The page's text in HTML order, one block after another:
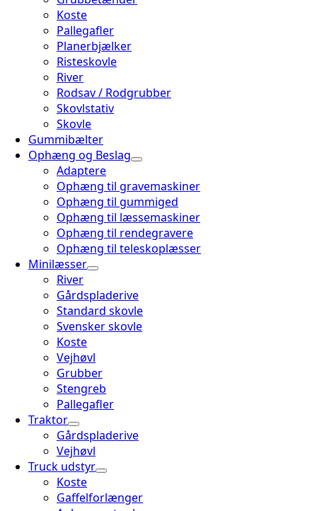
Koste
Pallegafler
Planerbjælker
Risteskovle
River
Rodsav / Rodgrubber
Skovlstativ
Skovle
Gummibælter
Ophæng og Beslag
Adaptere
Ophæng til gravemaskiner
Ophæng til gummiged
Ophæng til læssemaskiner
Ophæng til rendegravere
Ophæng til teleskoplæsser
Minilæsser
River
Gårdspladerive
Standard skovle
Svensker skovle
Koste
Vejhøvl
Grubber
Stengreb
Pallegafler
Traktor
Gårdspladerive
Vejhøvl
Truck udstyr
Koste
Gaffelforlænger